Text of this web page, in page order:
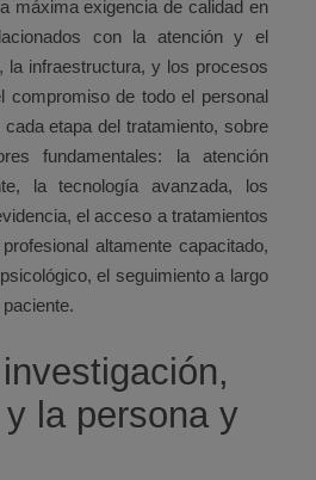
máxima exigencia de calidad en
con la atención y el
la infraestructura, y los procesos
compromiso de todo el personal
etapa del tratamiento, sobre
fundamentales: la atención
la tecnología avanzada, los
el acceso a tratamientos
altamente capacitado,
el seguimiento a largo
la persona y